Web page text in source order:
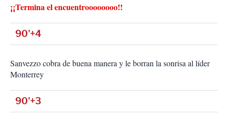
¡¡Termina el encuentroooooooo!!
90'+4
Sanvezzo cobra de buena manera y le borran la sonrisa al líder
Monterrey
90'+3